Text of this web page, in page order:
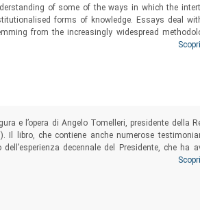
of some of the ways in which the
forms of knowledge. Essays deal
from the increasingly widespread
Both were means to amend and
e l’opera di Angelo Tomelleri, presidente della
Il libro, che contiene anche numerose
decennale del Presidente, che ha
in azione”, destinata poi a proseguire la